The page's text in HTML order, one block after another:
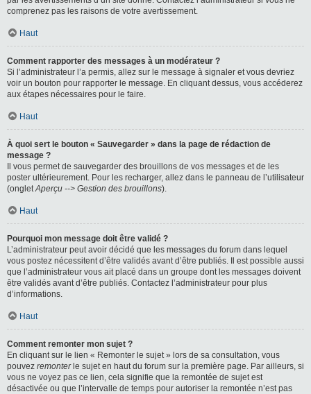
comprenez pas les raisons de votre avertissement.
Haut
Comment rapporter des messages à un modérateur ?
Si l’administrateur l’a permis, allez sur le message à signaler et vous devriez
voir un bouton pour rapporter le message. En cliquant dessus, vous accéderez
aux étapes nécessaires pour le faire.
Haut
À quoi sert le bouton « Sauvegarder » dans la page de rédaction de
message ?
Il vous permet de sauvegarder des brouillons de vos messages et de les
poster ultérieurement. Pour les recharger, allez dans le panneau de l’utilisateur
(ongletAperçu --> Gestion des brouillons).
Haut
Pourquoi mon message doit être validé ?
L’administrateur peut avoir décidé que les messages du forum dans lequel
vous postez nécessitent d’être validés avant d’être publiés. Il est possible aussi
que l’administrateur vous ait placé dans un groupe dont les messages doivent
être validés avant d’être publiés. Contactez l’administrateur pour plus
d’informations.
Haut
Comment remonter mon sujet ?
En cliquant sur le lien « Remonter le sujet » lors de sa consultation, vous
pouvez remonterle sujet en haut du forum sur la première page. Par ailleurs, si
vous ne voyez pas ce lien, cela signifie que la remontée de sujet est
désactivée ou que l’intervalle de temps pour autoriser la remontée n’est pas